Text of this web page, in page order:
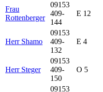
Frau
Rottenberger
09153
409-
144
E 12
Herr Shamo
09153
409-
132
E 4
Herr Steger
09153
409-
150
O 5
09153